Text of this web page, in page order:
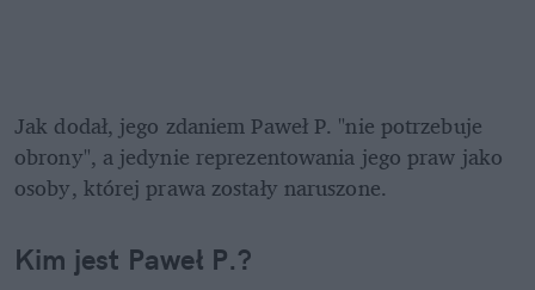
Jak dodał, jego zdaniem Paweł P. "nie potrzebuje
obrony", a jedynie reprezentowania jego praw jako
osoby, której prawa zostały naruszone.
Kim jest Paweł P.?